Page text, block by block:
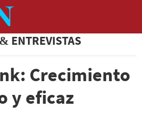
ENTREVISTAS
Crecimiento
y eficaz